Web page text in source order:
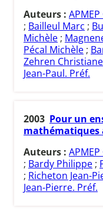
Auteurs :
; Bailleul Marc ;
Michèle ;
Pécal Michèle ;
Zehren Christiane
Jean-Paul. Préf.
2003 Pour un
mathématiques
Auteurs :
; Bardy Philippe;
; Richeton Jean-
Jean-Pierre. Préf.